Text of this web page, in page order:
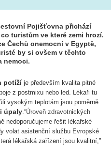
Pojišťovna přichází
turistům ve které zemi hrozí.
Čechů onemocní v Egyptě,
by si ovšem v těchto
nemoci.
potíží je především kvalita pitné
z postmixu nebo led. Lékaři tu
vysokým teplotám jsou poměrně
úpaly.“Úroveň zdravotnických
nedoporučujeme řešit lékařské
volat asistenční službu Evropské
lékařská zařízení jsou kvalitní,”